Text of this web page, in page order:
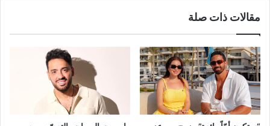
مقالات ذات صلة